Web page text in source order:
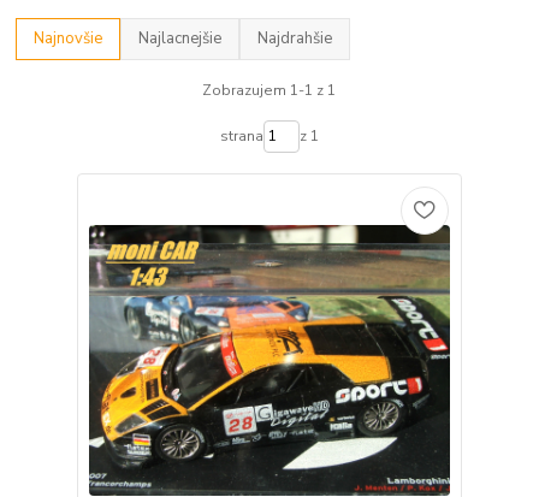
Najnovšie Najlacnejšie Najdrahšie
Zobrazujem 1-1 z 1
strana z 1